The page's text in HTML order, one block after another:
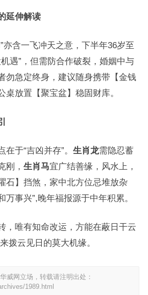
延伸解读
亦含一飞冲天之意，下半年36岁至
遇”，但需防合作破裂，婚姻中与
勿急定终身，建议随身携带【金钱
桌放置【聚宝盆】稳固财库。
于“吉凶并存”。 生肖龙需隐忍蓄
刚， 生肖马宜广结善缘，风水上，
石】挡煞，家中北方位忌堆放杂
万事兴”,晚年福报源于中年积累。
，唯有知命改运，方能在蔽日干云
拨云见日的莫大机缘。
威网立场，转载请注明出处：
1989.html